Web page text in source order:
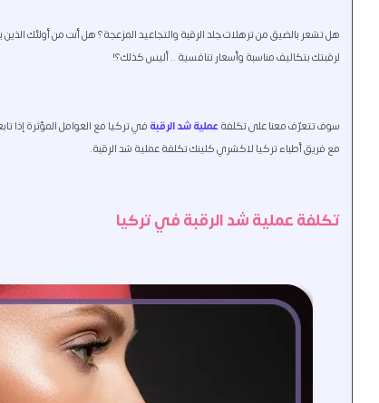
هل تشعر بالضيق من ترهلات جلد الرقبة والتجاعيد المزعجة؟ هل أنت من أولئك
لرقبتك بتكاليف مناسبة وأسعار تنافسية .. أليس كذلك؟!
سوف تتعرّف معنا على تكلفةعملية شد الرقبةفي تركيا مع العوامل المؤثرة إذا
مع فريق أطباء تركيا لاكشري كلينك تكلفة عملية شد الرقبة.
تكلفة عملية شد الرقبة في تركيا